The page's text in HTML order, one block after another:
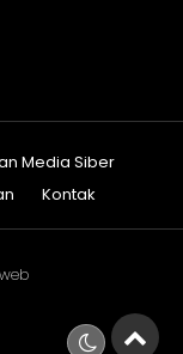
Media Siber
Kontak